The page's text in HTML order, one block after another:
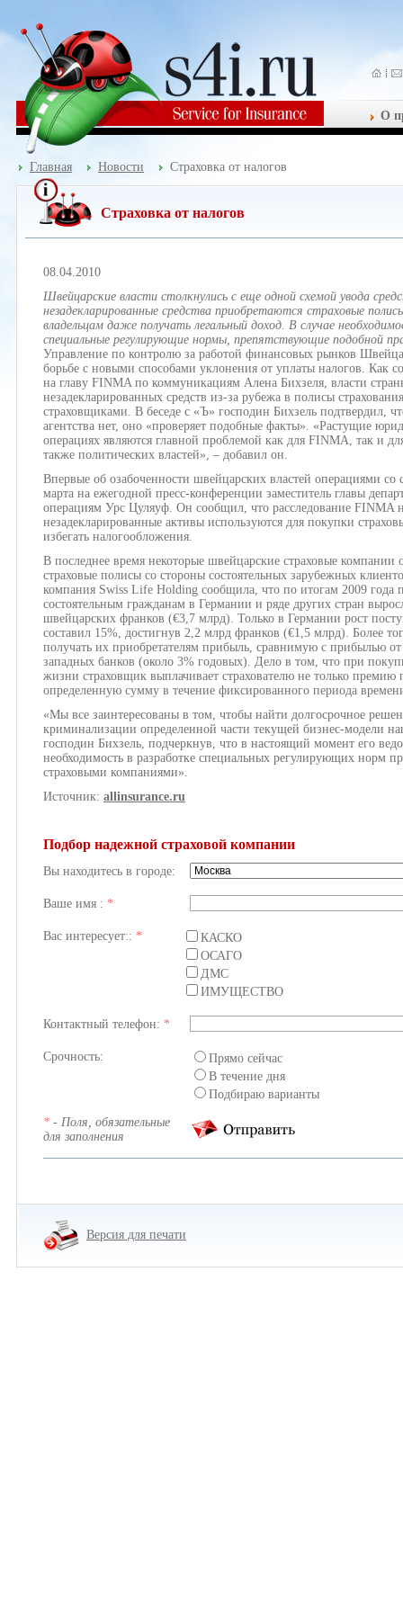
О
Главная Новости Страховка от налогов
Страховка от налогов
08.04.2010
Швейцарские власти столкнулись с еще одной схемой увода
незадекларированные средства приобретаются страховые
владельцам даже получать легальный доход. В случае
специальные регулирующие нормы, препятствующие подобной
Управление по контролю за работой финансовых рынков
борьбе с новыми способами уклонения от уплаты налогов. Как
на главу FINMA по коммуникациям Алена Бихзеля, власти
незадекларированных средств из-за рубежа в полисы
страховщиками. В беседе с «Ъ» господин Бихзель подтвердил,
агентства нет, оно «проверяет подобные факты». «Растущие
операциях являются главной проблемой как для FINMA, так и
также политических властей», – добавил он.
Впервые об озабоченности швейцарских властей операциями
марта на ежегодной пресс-конференции заместитель главы
операциям Урс Цуляуф. Он сообщил, что расследование FINMA
незадекларированные активы используются для покупки
избегать налогообложения.
В последнее время некоторые швейцарские страховые компании
страховые полисы со стороны состоятельных зарубежных
компания Swiss Life Holding сообщила, что по итогам 2009 года
состоятельным гражданам в Германии и ряде других стран
швейцарских франков (€3,7 млрд). Только в Германии рост
составил 15%, достигнув 2,2 млрд франков (€1,5 млрд). Более
получать их приобретателям прибыль, сравнимую с прибылью
западных банков (около 3% годовых). Дело в том, что при
жизни страховщик выплачивает страхователю не только премию
определенную сумму в течение фиксированного периода
«Мы все заинтересованы в том, чтобы найти долгосрочное
криминализации определенной части текущей бизнес-модели
господин Бихзель, подчеркнув, что в настоящий момент его
необходимость в разработке специальных регулирующих норм
страховыми компаниями».
Источник: allinsurance.ru
Подбор надежной страховой компании
Вы находитесь в городе:
Ваше имя : *
Вас интересует:: *
КАСКО
ОСАГО
ДМС
ИМУЩЕСТВО
Контактный телефон: *
Срочность:
Прямо сейчас
В течение дня
Подбираю варианты
* - Поля, обязательные
для заполнения
Версия для печати